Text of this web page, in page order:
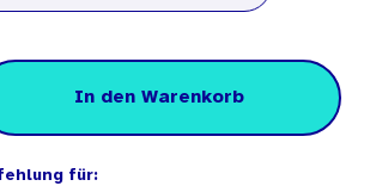
In den Warenkorb
für: